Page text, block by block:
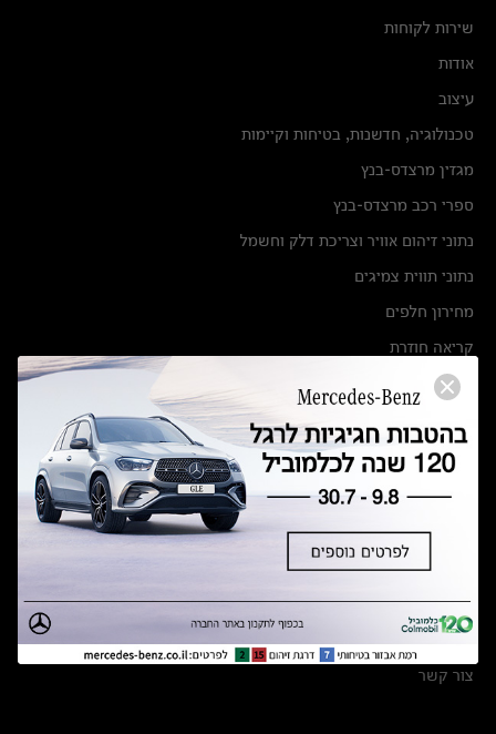
שירות לקוחות
אודות
עיצוב
טכנולוגיה, חדשנות, בטיחות וקיימות
מגזין מרצדס-בנץ
ספרי רכב מרצדס-בנץ
נתוני זיהום אוויר וצריכת דלק וחשמל
נתוני תווית צמיגים
מחירון חלפים
קריאה חוזרת
הודעה על הטבות לרכבי מרצדס בהסדר פשרה בתצ 56447-02-19
תקנון ימי מכירות 120 לכלמוביל
מצאו אותנו
אולמות תצוגה
מרכזי שירות
צור קשר